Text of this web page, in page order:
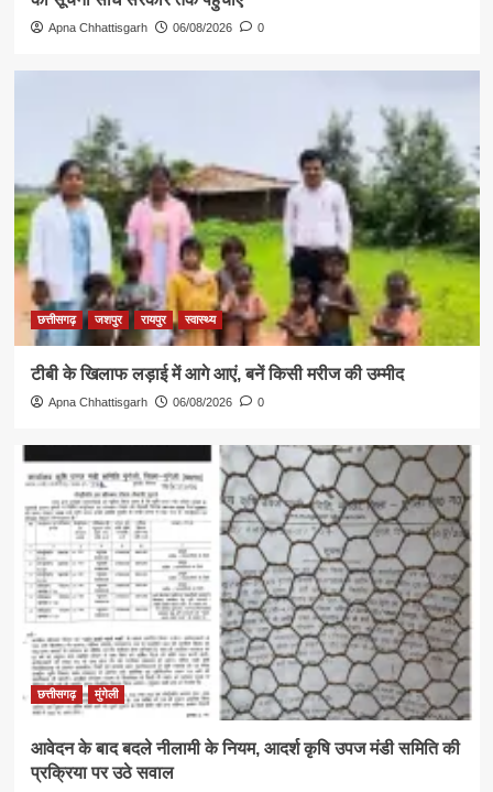
Apna Chhattisgarh 06/08/2026 0
छत्तीसगढ़ जशपुर रायपुर स्वास्थ्य
टीबी के खिलाफ लड़ाई में आगे आएं, बनें किसी मरीज की उम्मीद
Apna Chhattisgarh 06/08/2026 0
छत्तीसगढ़ मुंगेली
आवेदन के बाद बदले नीलामी के नियम, आदर्श कृषि उपज मंडी समिति की
प्रक्रिया पर उठे सवाल